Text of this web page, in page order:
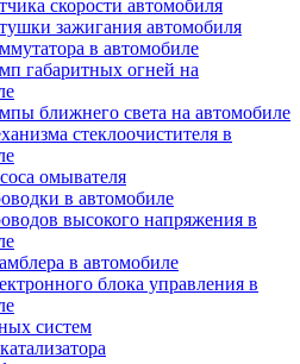
скорости автомобиля
зажигания автомобиля
в автомобиле
габаритных огней на
ближнего света на автомобиле
стеклоочистителя в
омывателя
в автомобиле
высокого напряжения в
в автомобиле
блока управления в
систем